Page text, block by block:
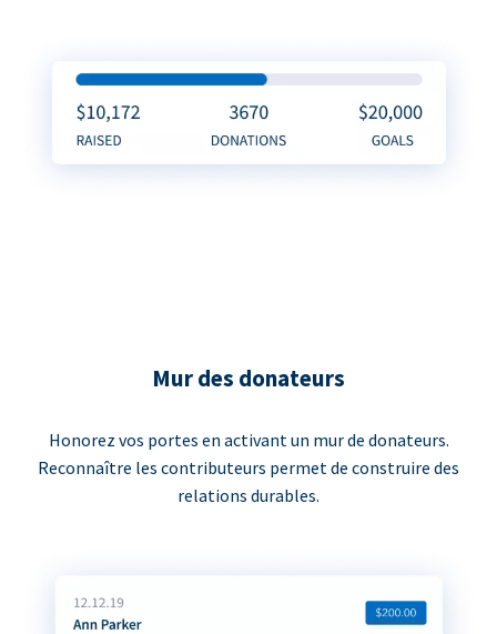
Mur des donateurs
Honorez vos portes en activant un mur de donateurs.
Reconnaître les contributeurs permet de construire des
relations durables.